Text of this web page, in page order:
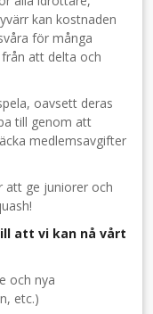
kan kostnaden
för många
att delta och
oavsett deras
till genom att
medlemsavgifter
att ge juniorer och
att vi kan nå vårt
och nya
etc.)